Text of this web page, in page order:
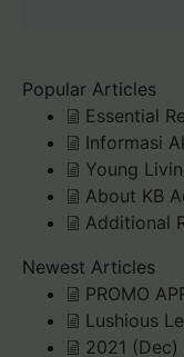
Popular Articles
Essential
Informasi
Young
About KB
Additional
Newest Articles
PROMO
Lushious
2021